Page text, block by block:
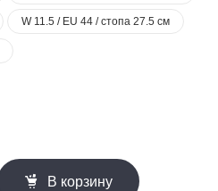
W 11.5 / EU 44 / стопа 27.5 см
В корзину